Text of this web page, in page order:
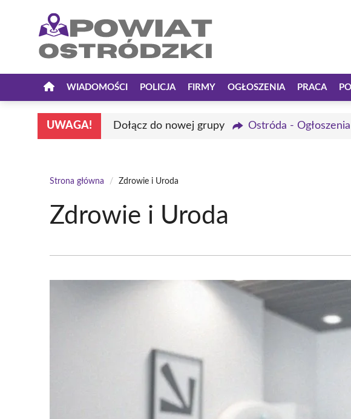
WIADOMOŚCI POLICJA FIRMY OGŁOSZENIA PRACA
UWAGA! Dołącz do nowej grupy Ostróda -
Strona główna / Zdrowie i Uroda
Zdrowie i Uroda